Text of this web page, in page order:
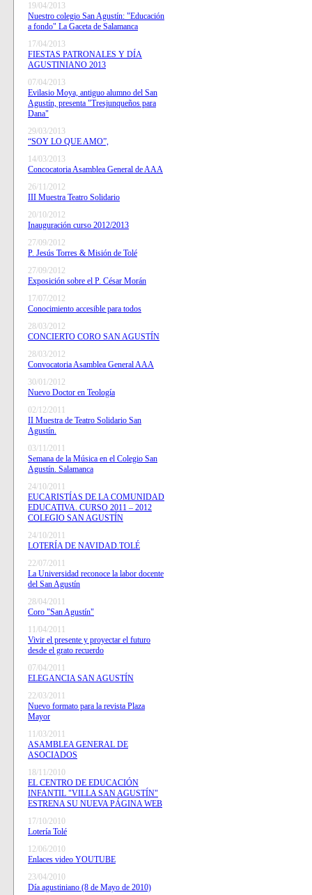
19/04/2013
Nuestro colegio San Agustín: "Educación
a fondo" La Gaceta de Salamanca
17/04/2013
FIESTAS PATRONALES Y DÍA
AGUSTINIANO 2013
07/04/2013
Evilasio Moya, antiguo alumno del San
Agustín, presenta "Tresjunqueños para
Dana"
29/03/2013
“SOY LO QUE AMO”,
14/03/2013
Concocatoria Asamblea General de AAA
26/11/2012
III Muestra Teatro Solidario
20/10/2012
Inauguración curso 2012/2013
27/09/2012
P. Jesús Torres & Misión de Tolé
27/09/2012
Exposición sobre el P. César Morán
17/07/2012
Conocimiento accesible para todos
28/03/2012
CONCIERTO CORO SAN AGUSTÍN
28/03/2012
Convocatoria Asamblea General AAA
30/01/2012
Nuevo Doctor en Teología
02/12/2011
II Muestra de Teatro Solidario San
Agustín.
03/11/2011
Semana de la Música en el Colegio San
Agustín. Salamanca
24/10/2011
EUCARISTÍAS DE LA COMUNIDAD
EDUCATIVA. CURSO 2011 – 2012
COLEGIO SAN AGUSTÍN
24/10/2011
LOTERÍA DE NAVIDAD.TOLÉ
22/07/2011
La Universidad reconoce la labor docente
del San Agustín
28/04/2011
Coro "San Agustín"
11/04/2011
Vivir el presente y proyectar el futuro
desde el grato recuerdo
07/04/2011
ELEGANCIA SAN AGUSTÍN
22/03/2011
Nuevo formato para la revista Plaza
Mayor
11/03/2011
ASAMBLEA GENERAL DE
ASOCIADOS
18/11/2010
EL CENTRO DE EDUCACIÓN
INFANTIL "VILLA SAN AGUSTÍN"
ESTRENA SU NUEVA PÁGINA WEB
17/10/2010
Lotería Tolé
12/06/2010
Enlaces video YOUTUBE
23/04/2010
Día agustiniano (8 de Mayo de 2010)